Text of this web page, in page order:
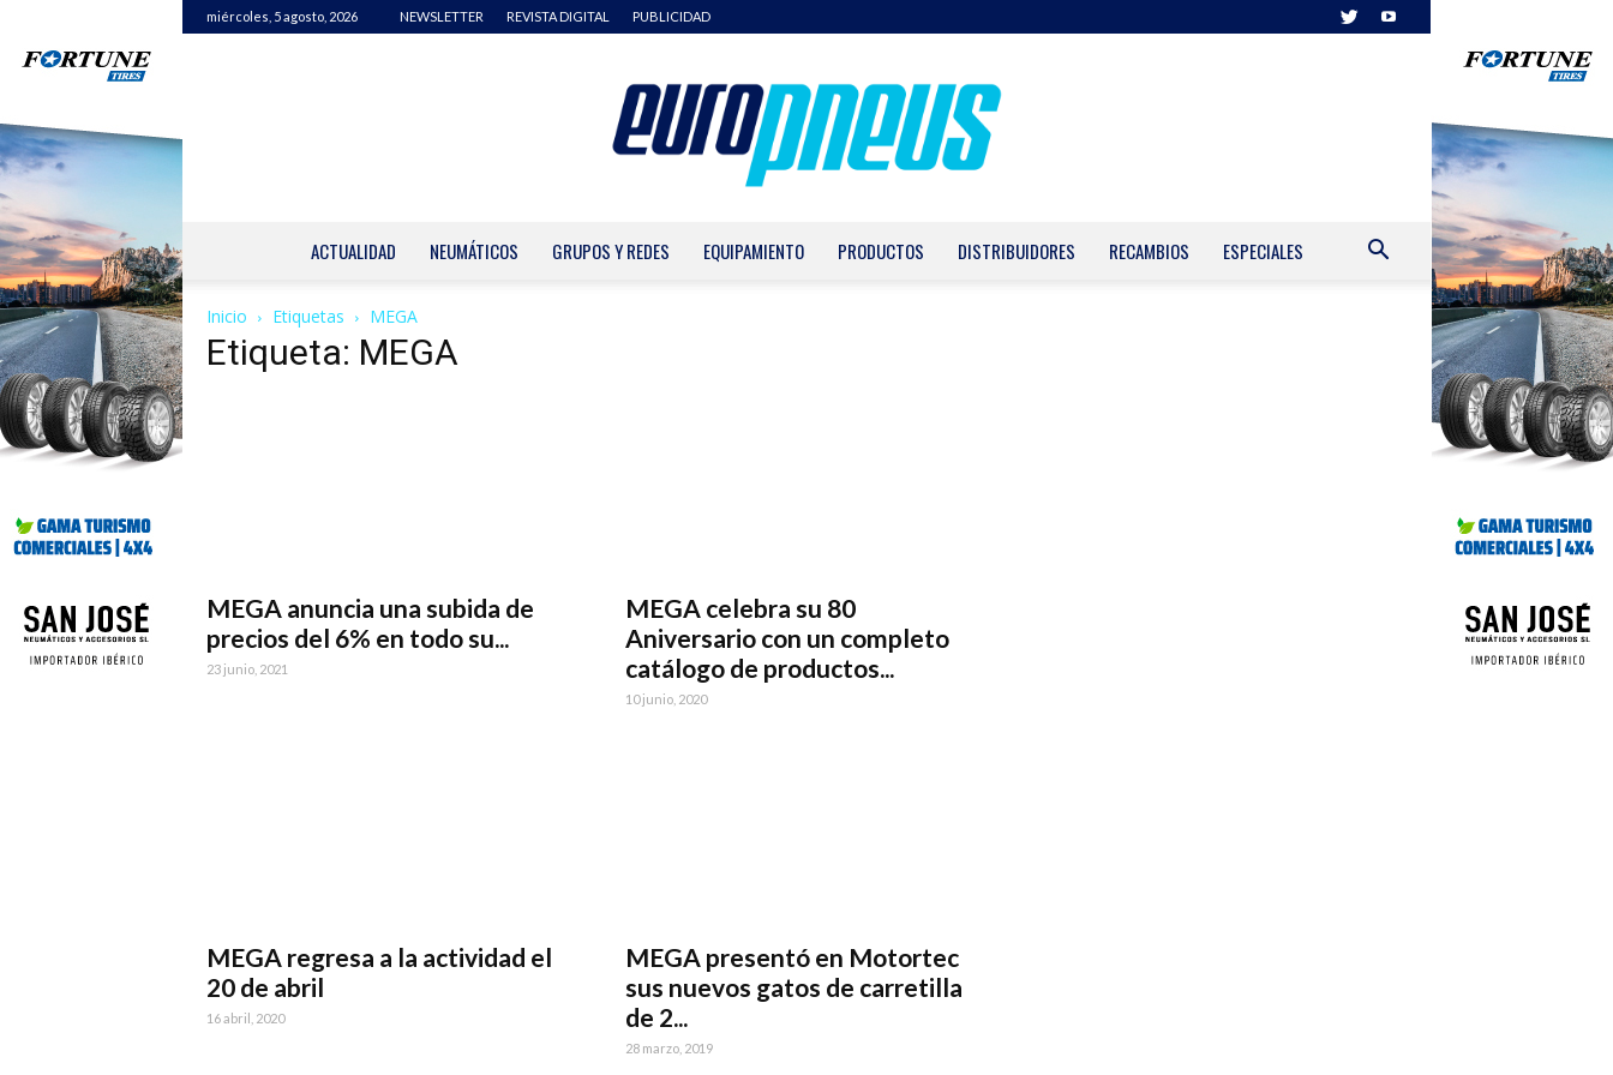
miércoles, 5 agosto, 2026 NEWSLETTER REVISTA DIGITAL PUBLICIDAD
ACTUALIDAD NEUMÁTICOS GRUPOS Y REDES EQUIPAMIENTO PRODUCTOS DISTRIBUIDORES RECAMBIOS ESPECIALES
Inicio Etiquetas MEGA
Etiqueta: MEGA
MEGA anuncia una subida de
precios del 6% en todo su...
23 junio, 2021
MEGA celebra su 80
Aniversario con un completo
catálogo de productos...
10 junio, 2020
MEGA regresa a la actividad el
20 de abril
16 abril, 2020
MEGA presentó en Motortec
sus nuevos gatos de carretilla
de 2...
28 marzo, 2019